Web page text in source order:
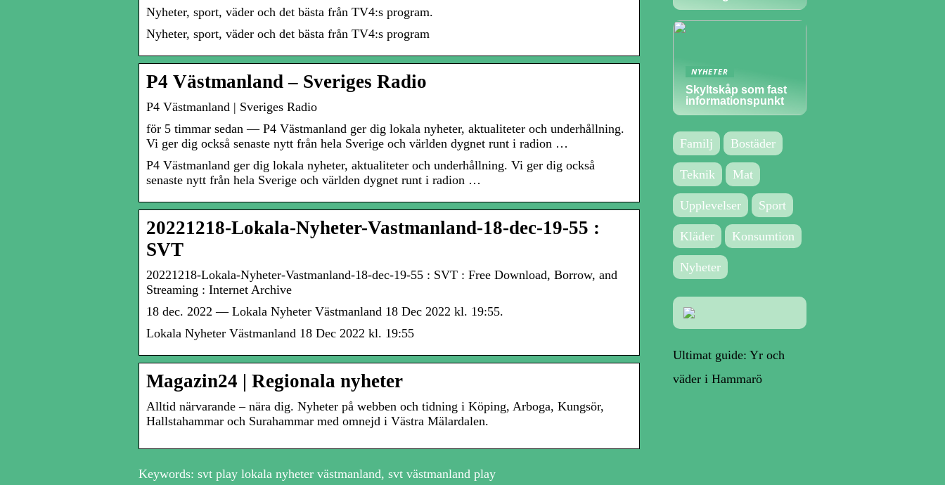
Nyheter, sport, väder och det bästa från TV4:s program.
Nyheter, sport, väder och det bästa från TV4:s program
P4 Västmanland – Sveriges Radio
P4 Västmanland | Sveriges Radio
för 5 timmar sedan — P4 Västmanland ger dig lokala nyheter, aktualiteter och underhållning.
Vi ger dig också senaste nytt från hela Sverige och världen dygnet runt i radion …
P4 Västmanland ger dig lokala nyheter, aktualiteter och underhållning. Vi ger dig också
senaste nytt från hela Sverige och världen dygnet runt i radion …
20221218-Lokala-Nyheter-Vastmanland-18-dec-19-55 :
SVT
20221218-Lokala-Nyheter-Vastmanland-18-dec-19-55 : SVT : Free Download, Borrow, and
Streaming : Internet Archive
18 dec. 2022 — Lokala Nyheter Västmanland 18 Dec 2022 kl. 19:55.
Lokala Nyheter Västmanland 18 Dec 2022 kl. 19:55
Magazin24 | Regionala nyheter
Alltid närvarande – nära dig. Nyheter på webben och tidning i Köping, Arboga, Kungsör,
Hallstahammar och Surahammar med omnejd i Västra Mälardalen.
Keywords: svt play lokala nyheter västmanland, svt västmanland play
NYHETER
Skyltskåp som fast
informationspunkt
Familj Bostäder
Teknik Mat
Upplevelser Sport
Kläder Konsumtion
Nyheter
Ultimat guide: Yr och
väder i Hammarö